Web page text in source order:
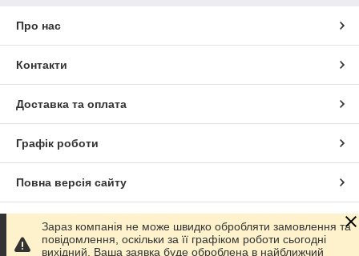
Про нас
Контакти
Доставка та оплата
Графік роботи
Повна версія сайту
Сайт створено на маркетплейсіProm.ua
Зараз компанія не може швидко обробляти замовлення та
повідомлення, оскільки за її графіком роботи сьогодні
вихідний. Ваша заявка буде оброблена в найближчий